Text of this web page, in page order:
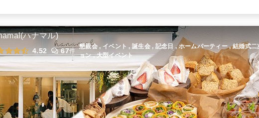
全てのプランを見る（3件）
ハナマル)
4.52 67件
懇親会 , イベント , 誕生会 , 記念日 , ホームパーティー , 結婚式
ョン , 大型イベント